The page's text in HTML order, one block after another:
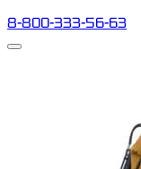
8-800-333-56-63